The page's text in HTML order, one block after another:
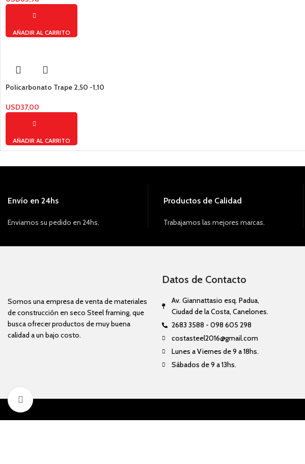
Click to enlarge
AÑADIR AL CARRITO
Policarbonato Trape 2,50 -1,10
USD37,00
AÑADIR AL CARRITO
Envío en 24hs
Enviamos su pedido en 24hs.
Productos de Calidad
Trabajamos las mejores marcas.
Somos una empresa de venta de materiales
de construcción en seco Steel framing, que
busca ofrecer productos de muy buena
calidad a un bajo costo.
Datos de Contacto
Av. Giannattasio esq. Padua,
Ciudad de la Costa, Canelones.
2683 3588 - 098 605 298
costasteel2016@gmail.com
Lunes a Viernes de 9 a 18hs.
Sábados de 9 a 13hs.